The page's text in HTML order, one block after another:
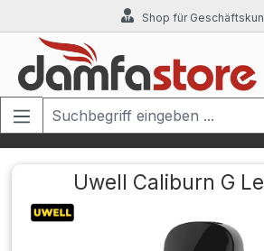
Zum Hauptinhalt springen
Shop für
Uwell Caliburn G
Bildergalerie überspringen